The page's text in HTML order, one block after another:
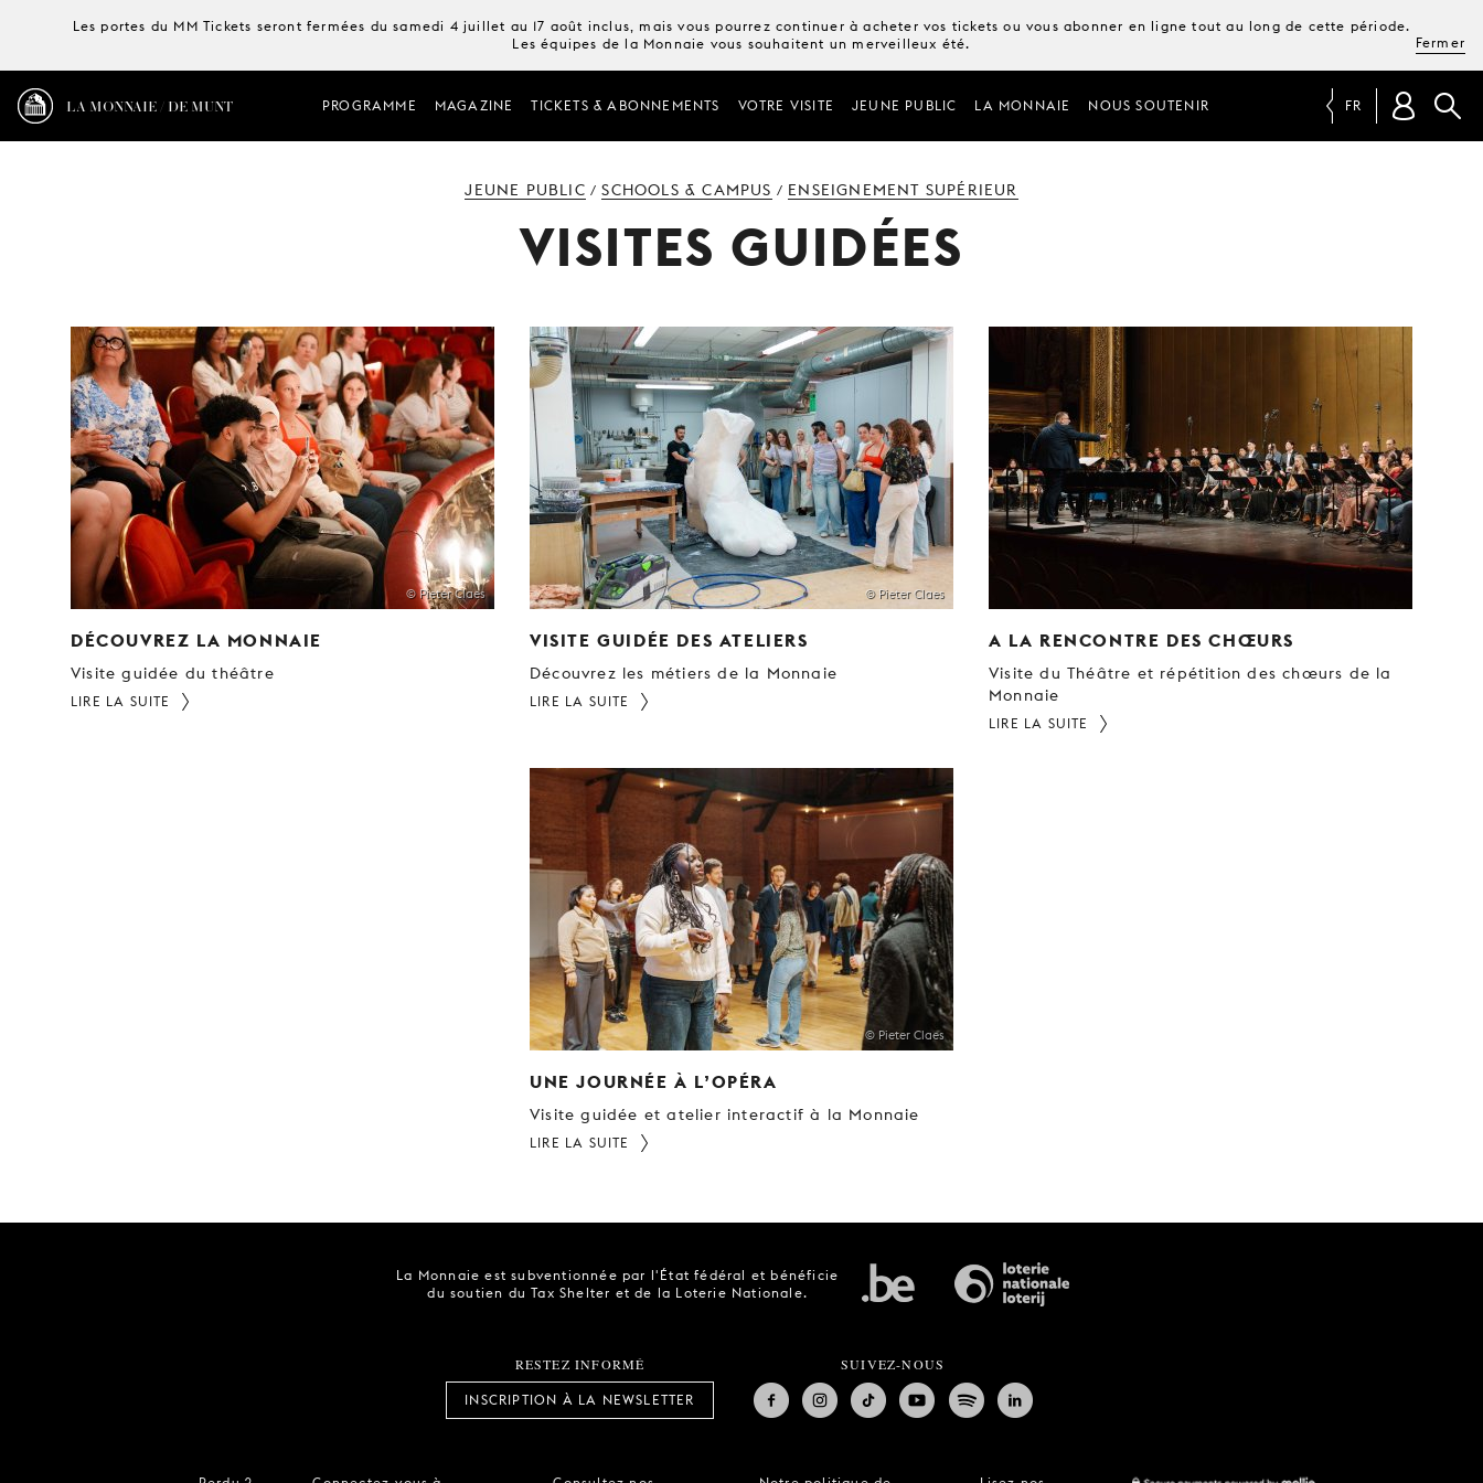
Les portes du MM Tickets seront fermées du samedi 4 juillet au 17 août inclus, mais vous pourrez continuer à acheter vos tickets ou vous abonner en ligne tout au long de cette période.
Les équipes de la Monnaie vous souhaitent un merveilleux été.
Fermer
LA MONNAIE / DE MUNT PROGRAMME MAGAZINE TICKETS & ABONNEMENTS VOTRE VISITE JEUNE PUBLIC LA MONNAIE NOUS SOUTENIR FR
JEUNE PUBLIC /SCHOOLS & CAMPUS / ENSEIGNEMENT SUPÉRIEUR
VISITES GUIDÉES
© Pieter Claes
DÉCOUVREZ LA MONNAIE
Visite guidée du théâtre
LIRE LA SUITE
© Pieter Claes
VISITE GUIDÉE DES ATELIERS
Découvrez les métiers de la Monnaie
LIRE LA SUITE
A LA RENCONTRE DES CHŒURS
Visite du Théâtre et répétition des chœurs de la
Monnaie
LIRE LA SUITE
© Pieter Claes
UNE JOURNÉE À L’OPÉRA
Visite guidée et atelier interactif à la Monnaie
LIRE LA SUITE
La Monnaie est subventionnée par l'État fédéral et bénéficie
du soutien du Tax Shelter et de la Loterie Nationale.
RESTEZ INFORMÉ
INSCRIPTION À LA NEWSLETTER
SUIVEZ-NOUS